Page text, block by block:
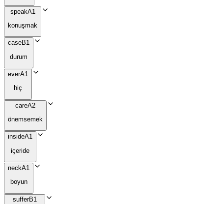
speakA1
konuşmak
caseB1
durum
everA1
hiç
careA2
önemsemek
insideA1
içeride
neckA1
boyun
sufferB1